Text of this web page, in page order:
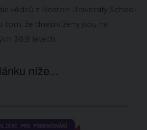
vědců z Boston University School
tom, že dnešní ženy jsou na
38,9 letech.
níže...